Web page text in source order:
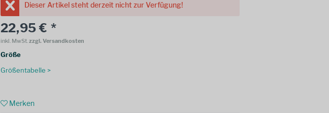
Dieser Artikel steht derzeit nicht zur Verfügung!
22,95 € *
inkl. MwSt.zzgl. Versandkosten
Größe
Größentabelle >
Merken